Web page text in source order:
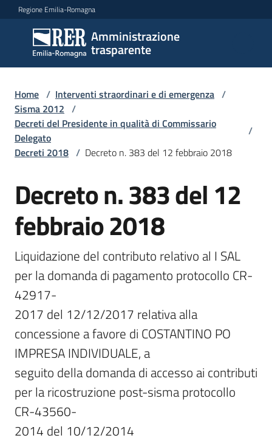
Vai al contenuto
Vai alla navigazione
Vai al footer
Regione Emilia-Romagna
Amministrazione
trasparente
Amministrazione
trasparente
Sottosezioni
Accesso
Home / Interventi straordinari e di emergenza /
Sisma 2012 /
Decreti del Presidente in qualità di Commissario
Delegato
/
Decreti 2018 / Decreto n. 383 del 12 febbraio 2018
Decreto n. 383 del 12
febbraio 2018
Liquidazione del contributo relativo al I SAL
per la domanda di pagamento protocollo CR-
42917-
2017 del 12/12/2017 relativa alla
concessione a favore di COSTANTINO PO
IMPRESA INDIVIDUALE, a
seguito della domanda di accesso ai contributi
per la ricostruzione post-sisma protocollo
CR-43560-
2014 del 10/12/2014